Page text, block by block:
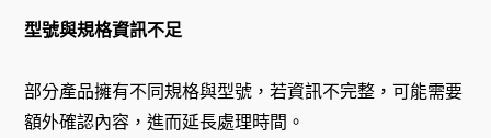
型號與規格資訊不足
部分產品擁有不同規格與型號，若資訊不完整，可能需要
額外確認內容，進而延長處理時間。